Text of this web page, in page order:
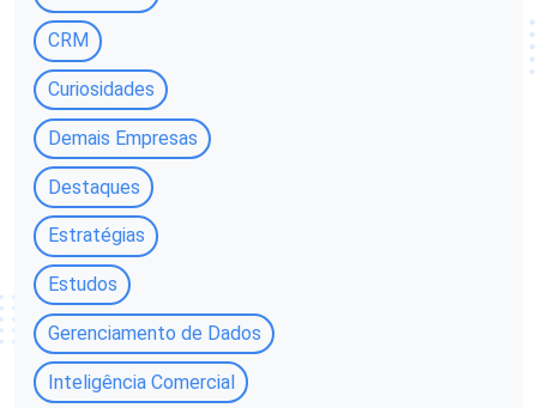
CRM
Curiosidades
Demais Empresas
Destaques
Estratégias
Estudos
Gerenciamento de Dados
Inteligência Comercial